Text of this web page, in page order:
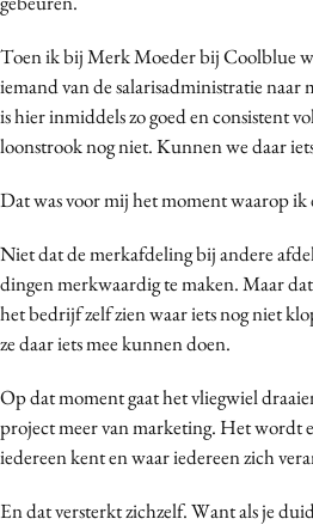
Toen ik bij Merk Moeder bij Coolblue
iemand van de salarisadministratie naar
is hier inmiddels zo goed en consistent
loonstrook nog niet. Kunnen we daar
Dat was voor mij het moment waarop
Niet dat de merkafdeling bij andere
dingen merkwaardig te maken. Maar
het bedrijf zelf zien waar iets nog niet
ze daar iets mee kunnen doen.
Op dat moment gaat het vliegwiel
project meer van marketing. Het wordt
iedereen kent en waar iedereen zich
En dat versterkt zichzelf. Want als je